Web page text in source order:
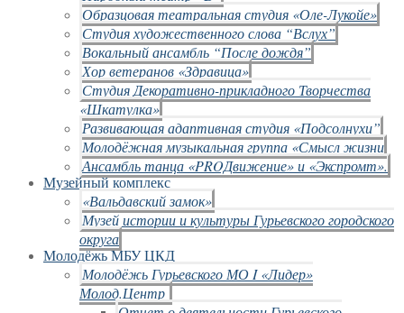
Образцовая театральная студия «Оле-Лукойе»
Студия художественного слова “Вслух”
Вокальный ансамбль “После дождя”
Хор ветеранов «Здравица»
Студия Декоративно-прикладного Творчества
«Шкатулка»
Развивающая адаптивная студия «Подсолнухи”
Молодёжная музыкальная группа «Смысл жизни
Ансамбль танца «PROДвижение» и «Экспромт».
Музейный комплекс
«Вальдавский замок»
Музей истории и культуры Гурьевского городского
округа
Молодёжь МБУ ЦКД
Молодёжь Гурьевского МО I «Лидер»
Молод.Центр